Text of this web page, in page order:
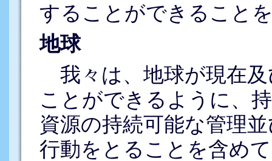
することができること
地球
我々は、地球が現在
ことができるように、
資源の持続可能な管理
行動をとることを含め